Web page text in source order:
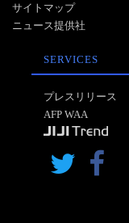
サイトマップ
ニュース提供社
SERVICES
プレスリリース
AFP WAA